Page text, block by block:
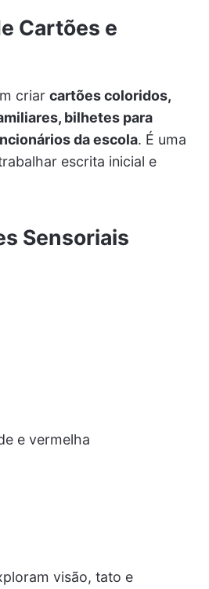
Cartões e
criar cartões coloridos,
bilhetes para
da escola. É uma
escrita inicial e
Sensoriais
e vermelha
visão, tato e